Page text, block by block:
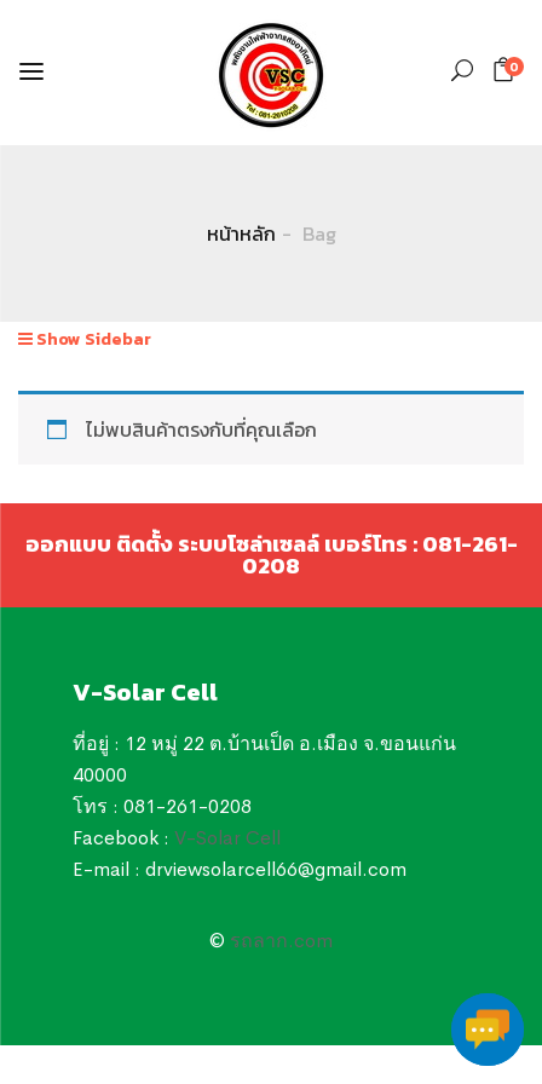
0
หน้าหลัก Bag
Show Sidebar
ไม่พบสินค้าตรงกับที่คุณเลือก
ออกแบบ ติดตั้ง ระบบโซล่าเซลล์ เบอร์โทร : 081-261-
0208
V-Solar Cell
ที่อยู่ : 12 หมู่ 22 ต.บ้านเป็ด อ.เมือง จ.ขอนแก่น
40000
โทร : 081-261-0208
Facebook : V-Solar Cell
E-mail : drviewsolarcell66@gmail.com
© รถลาก.com